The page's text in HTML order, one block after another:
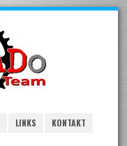
LINKS
KONTAKT